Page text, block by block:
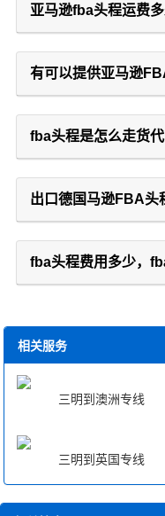
亚马逊fba头程运费
有可以提供亚马逊
fba头程是怎么走货
出口德国马逊FBA头
fba头程费用多少，
相关服务
三明到澳洲专线
三明到英国专线